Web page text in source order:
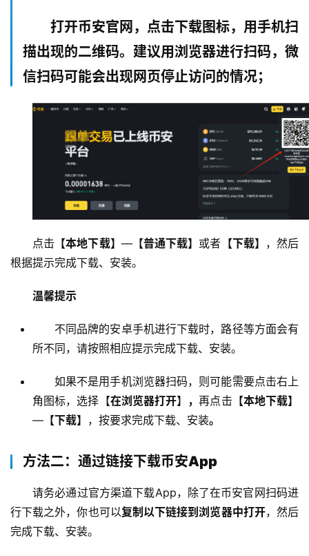
打开币安官网，点击下载图标，用手机扫
描出现的二维码。建议用浏览器进行扫码，微
信扫码可能会出现网页停止访问的情况；
点击 【本地下载】 —【普通下载】 或者 【下载】 ，然后
根据提示完成下载、安装。
温馨提示
不同品牌的安卓手机进行下载时，路径等方面会有
所不同，请按照相应提示完成下载、安装。
如果不是用手机浏览器扫码，则可能需要点击右上
角图标，选择【在浏览器打开】 ，再点击 【本地下载】
— 【下载】 ，按要求完成下载、安装。
方法二：通过链接下载币安App
请务必通过官方渠道下载App，除了在币安官网扫码进
行下载之外，你也可以复制以下链接到浏览器中打开，然后
完成下载、安装。